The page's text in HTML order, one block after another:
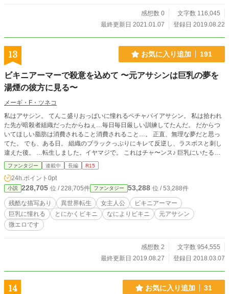
感想数 0
文字数 116,045
最終更新日 2021.01.07
登録日 2019.08.22
13 お気に入り追加 191
ビキニアーマーで殺意を込めて 〜元アサシンは巨乳の夢を
湯煙の彼方に見る〜
メーギ・F・ツネコ
私はアサシン。 てんこ盛りおっぱいに憧れるペチャパイアサシン。 私は拾われ
た先が暗殺者組織だったからねぇ…毎日毎日厳しい訓練してたんだ。 だからつ
いてほしい脂肪は消費されること消費されること…。 正直、無理な夢だと思っ
てた。 でも、ある日。 組織のブラックっぷりにキレて反逆し、ラスボスと刺し
違えた後。 …転生しました。イヤマジで。 これはチャ〜ンス♪ 巨乳にいたるノ
ウハウは研究済み！さあ、頑張っておっぱい育てて！ ビキニで胸ゆっさゆっさ
揺らすんだ〜！ え？ビキニがない？ ならビキニアーマーがあるじゃないか！ こ
の物語は。 巨乳とビキニアーマーを求めて旅をする元アサシンの物語です。
ファンタジー 連載中 長編 R15
24h.ポイント 0pt
小説 228,705 位 / 228,705件 ファンタジー 53,288 位 / 53,288件
残酷な描写あり 異世界転生 女主人公
ビキニアーマー
巨乳に憧れる
とにかくビキニ なによりビキニ
元アサシン
微エロです
感想数 2
文字数 954,555
最終更新日 2019.08.27
登録日 2018.03.07
14 お気に入り追加 31